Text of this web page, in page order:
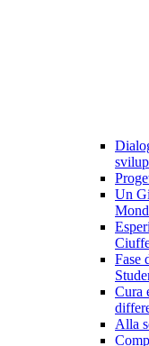
Un
Fase
Cura
Alla